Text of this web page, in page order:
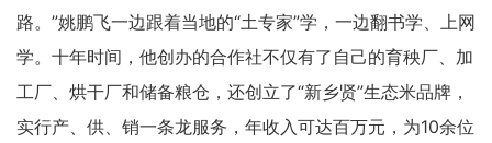
路。”姚鹏飞一边跟着当地的“土专家”学，一边翻书学、上网
学。十年时间，他创办的合作社不仅有了自己的育秧厂、加
工厂、烘干厂和储备粮仓，还创立了“新乡贤”生态米品牌，
实行产、供、销一条龙服务，年收入可达百万元，为10余位